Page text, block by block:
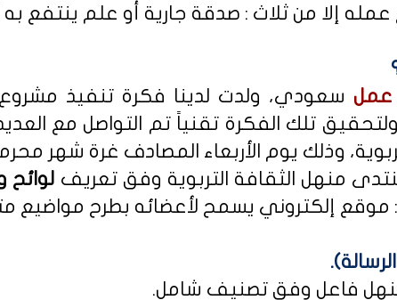
عمله إلا من ثلاث : صدقة جارية أو علم ينتفع به
عمل سعودي، ولدت لدينا فكرة تنفيذ
ولتحقيق تلك الفكرة تقنياً تم التواصل مع
وذلك يوم الأربعاء المصادف غرة شهر محرم 1429هـ، الموافق التاسع من يناير
منهل الثقافة التربوية وفق تعريف
: موقع إلكتروني يسمح لأعضائه بطرح مواضيع
منهل فاعل وفق تصنيف شامل.